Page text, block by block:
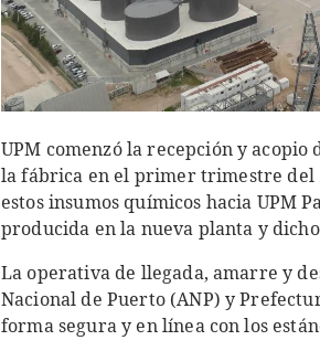
UPM comenzó la recepción y
la fábrica en el primer trimestre del
estos insumos químicos hacia UPM
producida en la nueva planta y
La operativa de llegada, amarre y
Nacional de Puerto (ANP) y
forma segura y en línea con los